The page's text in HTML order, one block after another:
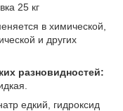
25 кг
в химической,
и других
разновидностей:
едкий, гидроксид